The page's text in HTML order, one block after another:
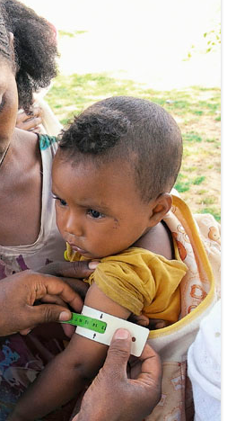
HILFE FÜR MÜTTER UND
– WIR BLEIBEN DRAN!
MENNA MULUGETA
VORSTAND UND ORGANISATION
SATZUNG UND LEITLINIEN
IMPRESSUM
DATENSCHUTZERKLÄRUNG
CHILDREN OF OUR WORLD – INITIATIVE
FOR CHILDREN IN MISERY